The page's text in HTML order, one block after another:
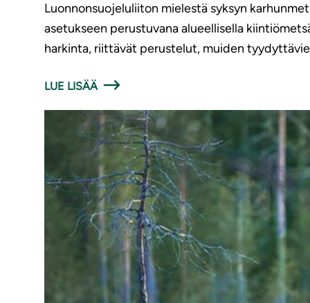
Luonnonsuojeluliiton mielestä syksyn
asetukseen perustuvana alueellisella
harkinta, riittävät perustelut, muiden
LUE LISÄÄ